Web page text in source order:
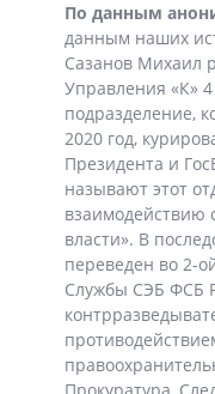
По данным
данным наших
Сазанов Михаил
Управления «К»
подразделение,
2020 год,
Президента и
называют этот
власти». В
переведен во 2-
Службы СЭБ ФСБ